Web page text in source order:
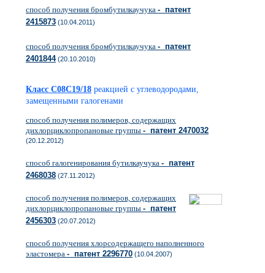
способ получения бромбутилкаучука - патент
2415873 (10.04.2011)
способ получения бромбутилкаучука - патент
2401844(20.10.2010)
Класс C08C19/18 реакцией с углеводородами,
замещенными галогенами
способ получения полимеров, содержащих
дихлорциклопропановые группы - патент 2470032
(20.12.2012)
способ галогенирования бутилкаучука - патент
2468038 (27.11.2012)
способ получения полимеров, содержащих
дихлорциклопропановые группы - патент
2456303 (20.07.2012)
способ получения хлорсодержащего наполненного
эластомера - патент 2296770 (10.04.2007)